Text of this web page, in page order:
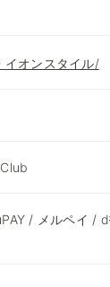
オンスタイル/
/ メルペイ /